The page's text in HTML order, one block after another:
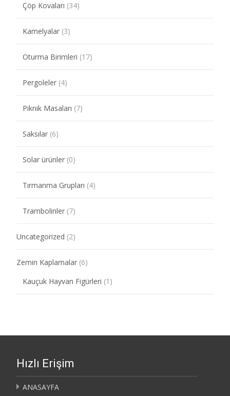
Çöp Kovaları (34)
Kamelyalar (3)
Oturma Birimleri (17)
Pergoleler (4)
Piknik Masaları (7)
Saksılar (6)
Solar ürünler (0)
Tırmanma Grupları (4)
Trambolinler (7)
Uncategorized (2)
Zemin Kaplamalar (6)
Kauçuk Hayvan Figürleri (1)
Hızlı Erişim
ANASAYFA